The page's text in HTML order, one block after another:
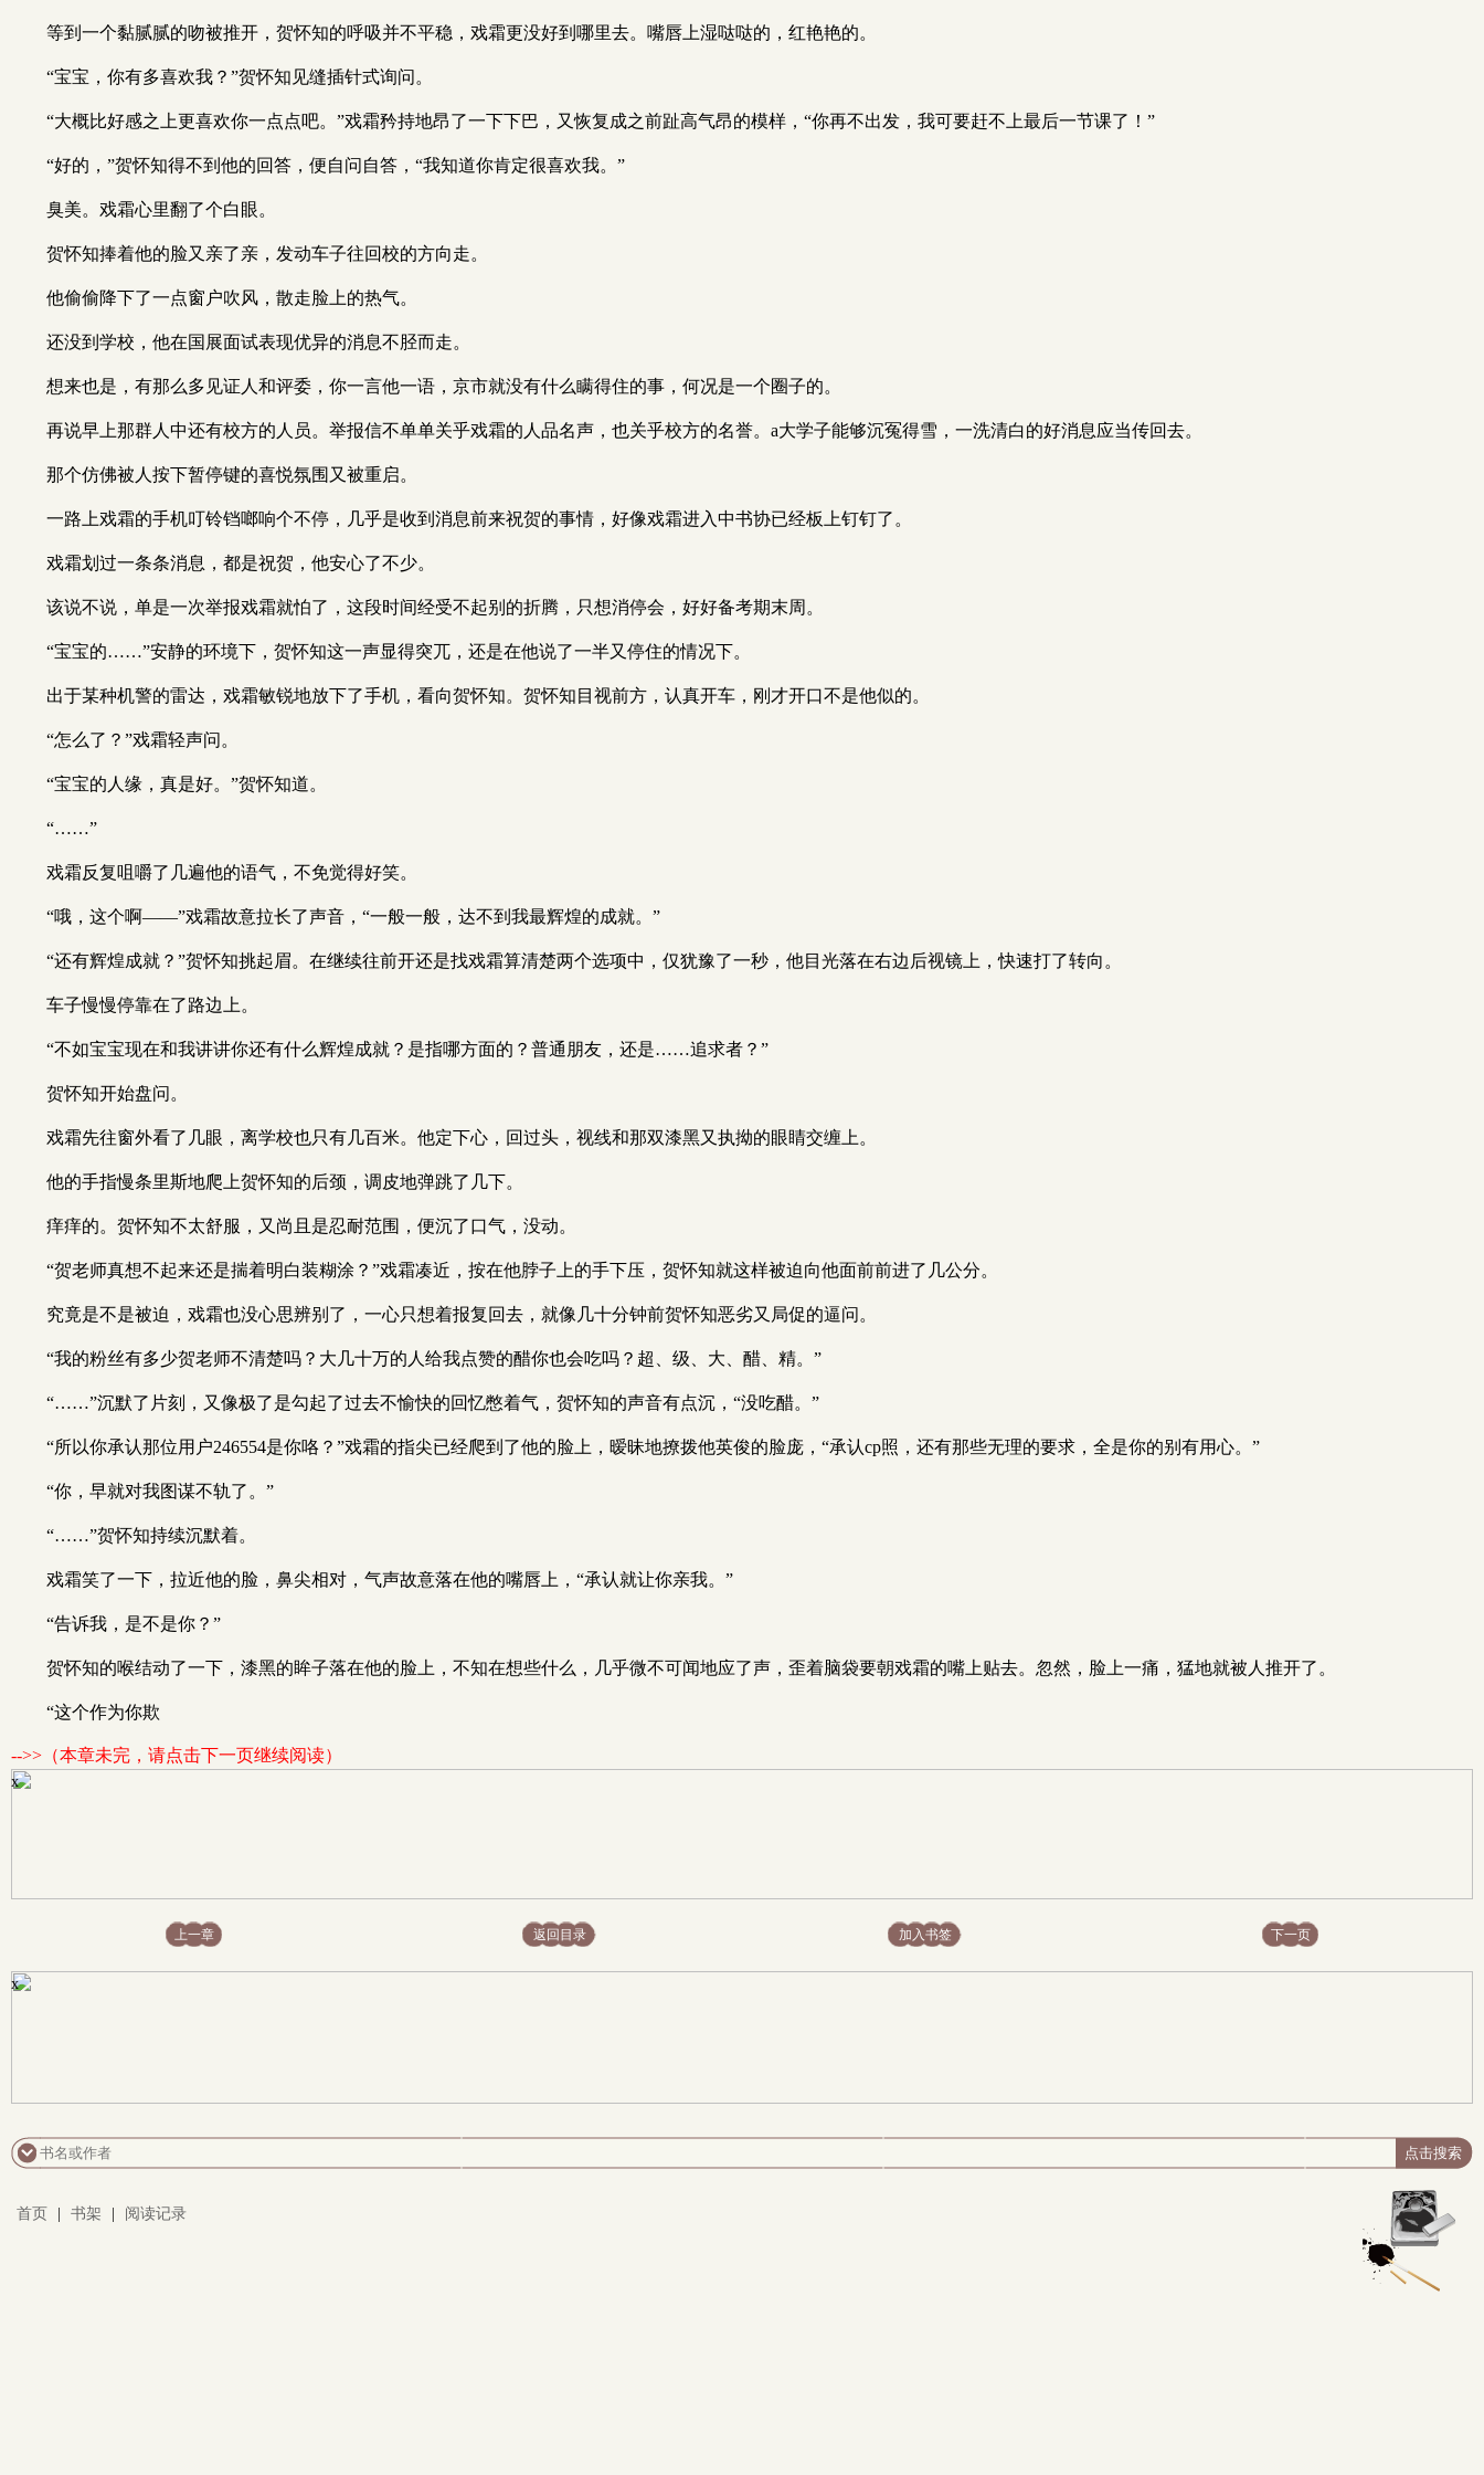
等到一个黏腻腻的吻被推开，贺怀知的呼吸并不平稳，戏霜更没好到哪里去。嘴唇上湿哒哒的，红艳艳的。
“宝宝，你有多喜欢我？”贺怀知见缝插针式询问。
“大概比好感之上更喜欢你一点点吧。”戏霜矜持地昂了一下下巴，又恢复成之前趾高气昂的模样，“你再不出发，我可要赶不上最后一节课了！”
“好的，”贺怀知得不到他的回答，便自问自答，“我知道你肯定很喜欢我。”
臭美。戏霜心里翻了个白眼。
贺怀知捧着他的脸又亲了亲，发动车子往回校的方向走。
他偷偷降下了一点窗户吹风，散走脸上的热气。
还没到学校，他在国展面试表现优异的消息不胫而走。
想来也是，有那么多见证人和评委，你一言他一语，京市就没有什么瞒得住的事，何况是一个圈子的。
再说早上那群人中还有校方的人员。举报信不单单关乎戏霜的人品名声，也关乎校方的名誉。a大学子能够沉冤得雪，一洗清白的好消息应当传回去。
那个仿佛被人按下暂停键的喜悦氛围又被重启。
一路上戏霜的手机叮铃铛啷响个不停，几乎是收到消息前来祝贺的事情，好像戏霜进入中书协已经板上钉钉了。
戏霜划过一条条消息，都是祝贺，他安心了不少。
该说不说，单是一次举报戏霜就怕了，这段时间经受不起别的折腾，只想消停会，好好备考期末周。
“宝宝的……”安静的环境下，贺怀知这一声显得突兀，还是在他说了一半又停住的情况下。
出于某种机警的雷达，戏霜敏锐地放下了手机，看向贺怀知。贺怀知目视前方，认真开车，刚才开口不是他似的。
“怎么了？”戏霜轻声问。
“宝宝的人缘，真是好。”贺怀知道。
“……”
戏霜反复咀嚼了几遍他的语气，不免觉得好笑。
“哦，这个啊——”戏霜故意拉长了声音，“一般一般，达不到我最辉煌的成就。”
“还有辉煌成就？”贺怀知挑起眉。在继续往前开还是找戏霜算清楚两个选项中，仅犹豫了一秒，他目光落在右边后视镜上，快速打了转向。
车子慢慢停靠在了路边上。
“不如宝宝现在和我讲讲你还有什么辉煌成就？是指哪方面的？普通朋友，还是……追求者？”
贺怀知开始盘问。
戏霜先往窗外看了几眼，离学校也只有几百米。他定下心，回过头，视线和那双漆黑又执拗的眼睛交缠上。
他的手指慢条里斯地爬上贺怀知的后颈，调皮地弹跳了几下。
痒痒的。贺怀知不太舒服，又尚且是忍耐范围，便沉了口气，没动。
“贺老师真想不起来还是揣着明白装糊涂？”戏霜凑近，按在他脖子上的手下压，贺怀知就这样被迫向他面前前进了几公分。
究竟是不是被迫，戏霜也没心思辨别了，一心只想着报复回去，就像几十分钟前贺怀知恶劣又局促的逼问。
“我的粉丝有多少贺老师不清楚吗？大几十万的人给我点赞的醋你也会吃吗？超、级、大、醋、精。”
“……”沉默了片刻，又像极了是勾起了过去不愉快的回忆憋着气，贺怀知的声音有点沉，“没吃醋。”
“所以你承认那位用户246554是你咯？”戏霜的指尖已经爬到了他的脸上，暧昧地撩拨他英俊的脸庞，“承认cp照，还有那些无理的要求，全是你的别有用心。”
“你，早就对我图谋不轨了。”
“……”贺怀知持续沉默着。
戏霜笑了一下，拉近他的脸，鼻尖相对，气声故意落在他的嘴唇上，“承认就让你亲我。”
“告诉我，是不是你？”
贺怀知的喉结动了一下，漆黑的眸子落在他的脸上，不知在想些什么，几乎微不可闻地应了声，歪着脑袋要朝戏霜的嘴上贴去。忽然，脸上一痛，猛地就被人推开了。
“这个作为你欺
-->>（本章未完，请点击下一页继续阅读）
x
上一章 返回目录 加入书签 下一页
x
首页 书架 阅读记录